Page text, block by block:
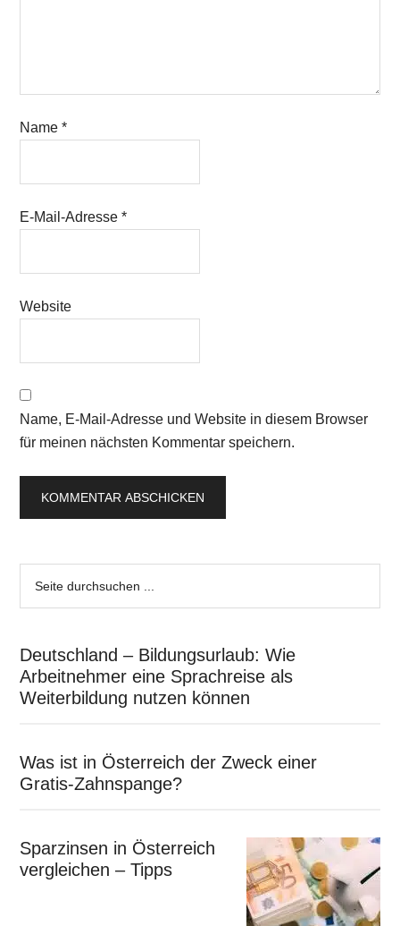
Name*
E-Mail-Adresse*
Website
Name, E-Mail-Adresse und Website in diesem Browser
für meinen nächsten Kommentar speichern.
Deutschland – Bildungsurlaub: Wie
Arbeitnehmer eine Sprachreise als
Weiterbildung nutzen können
Was ist in Österreich der Zweck einer
Gratis-Zahnspange?
Sparzinsen in Österreich
vergleichen – Tipps